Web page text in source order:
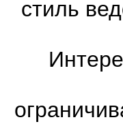
стиль